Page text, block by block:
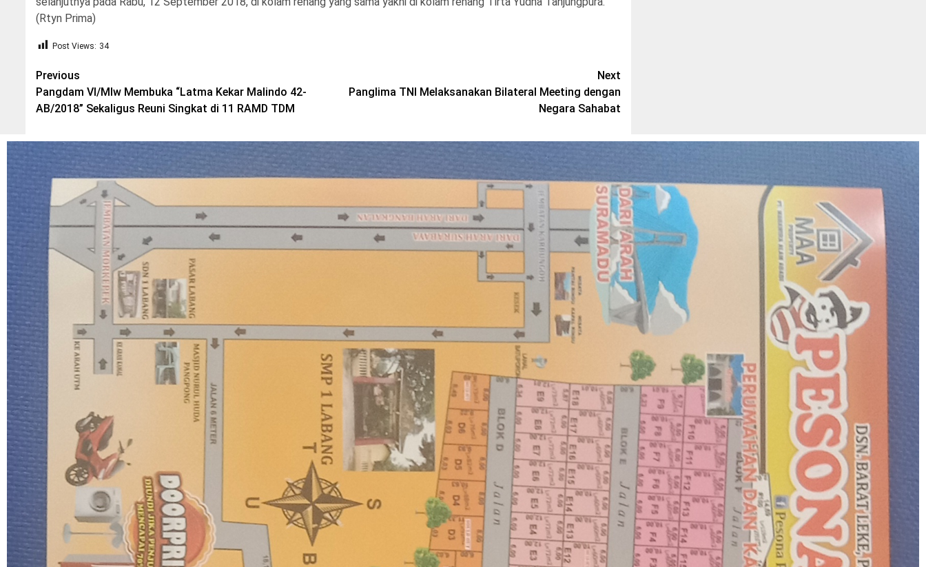
(Rtyn Prima)
Post Views: 34
Post
navigation
Previous
Pangdam VI/Mlw Membuka “Latma Kekar Malindo 42-
AB/2018” Sekaligus Reuni Singkat di 11 RAMD TDM
Next
Panglima TNI Melaksanakan Bilateral Meeting dengan
Negara Sahabat